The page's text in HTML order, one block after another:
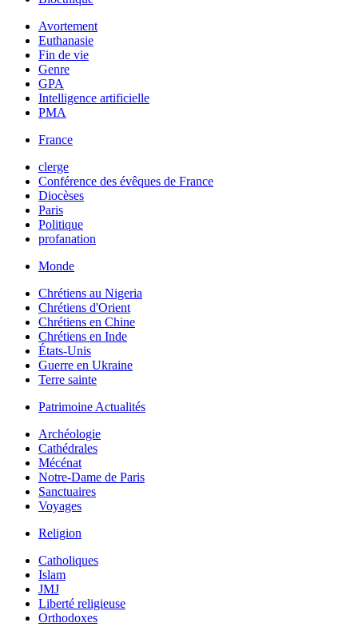
Avortement
Euthanasie
Fin de vie
Genre
GPA
Intelligence artificielle
PMA
France
clerge
Conférence des évêques de France
Diocèses
Paris
Politique
profanation
Monde
Chrétiens au Nigeria
Chrétiens d'Orient
Chrétiens en Chine
Chrétiens en Inde
États-Unis
Guerre en Ukraine
Terre sainte
Patrimoine Actualités
Archéologie
Cathédrales
Mécénat
Notre-Dame de Paris
Sanctuaires
Voyages
Religion
Catholiques
Islam
JMJ
Liberté religieuse
Orthodoxes